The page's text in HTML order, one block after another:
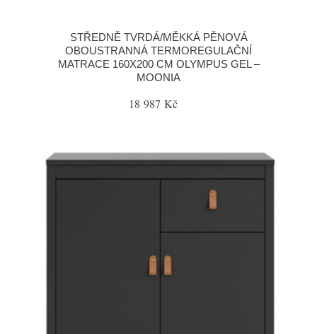
STŘEDNĚ TVRDÁ/MĚKKÁ PĚNOVÁ
OBOUSTRANNÁ TERMOREGULAČNÍ
MATRACE 160X200 CM OLYMPUS GEL –
MOONIA
18 987 Kč